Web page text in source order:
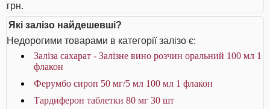
грн.
Які залізо найдешевші?
Недорогими товарами в категорії залізо є:
Заліза сахарат - Залізне вино розчин оральний 100 мл 1
флакон
Ферумбо сироп 50 мг/5 мл 100 мл 1 флакон
Тардиферон таблетки 80 мг 30 шт